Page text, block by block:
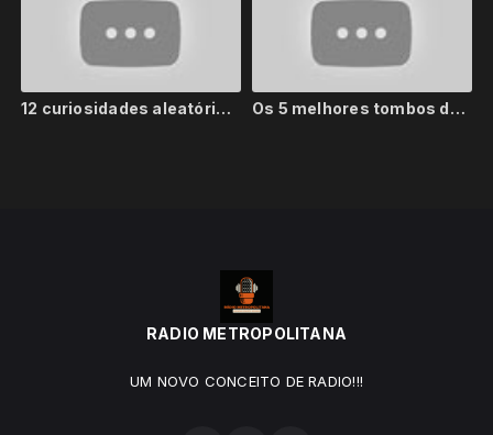
12 curiosidades aleatórias que vão te surpreender Os 5 melhores tombos de Silvio Santos
RADIO METROPOLITANA
UM NOVO CONCEITO DE RADIO!!!